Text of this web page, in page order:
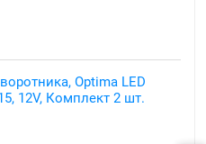
Optima LED
12V, Комплект 2 шт.